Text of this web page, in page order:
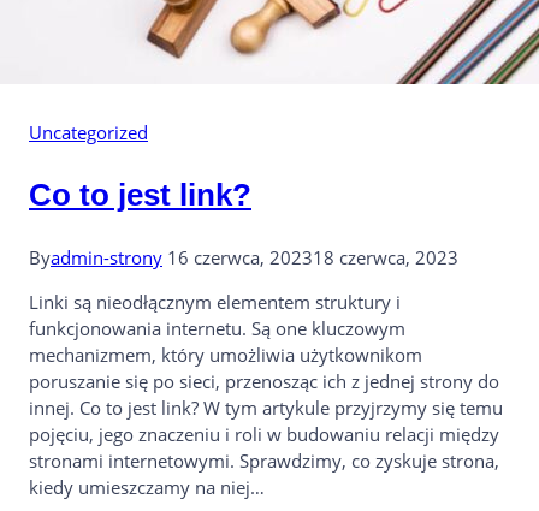
Uncategorized
Co to jest link?
Byadmin-strony 16 czerwca, 202318 czerwca, 2023
Linki są nieodłącznym elementem struktury i
funkcjonowania internetu. Są one kluczowym
mechanizmem, który umożliwia użytkownikom
poruszanie się po sieci, przenosząc ich z jednej strony do
innej. Co to jest link? W tym artykule przyjrzymy się temu
pojęciu, jego znaczeniu i roli w budowaniu relacji między
stronami internetowymi. Sprawdzimy, co zyskuje strona,
kiedy umieszczamy na niej…